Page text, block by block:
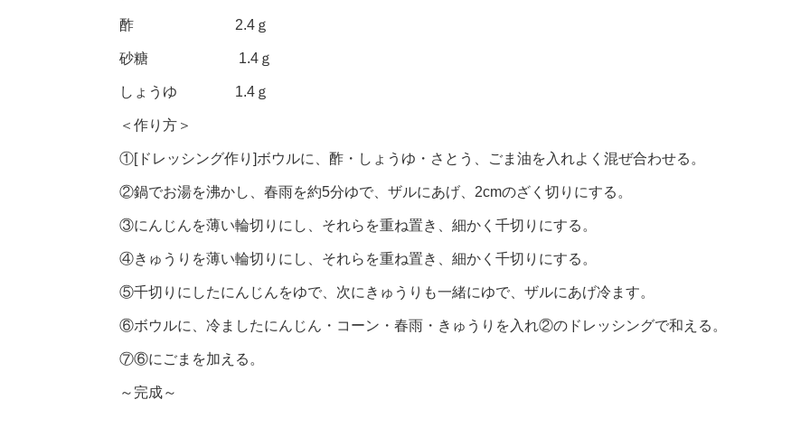
酢 2.4ｇ
砂糖 1.4ｇ
しょうゆ 1.4ｇ
＜作り方＞
①[ドレッシング作り]ボウルに、酢・しょうゆ・さとう、ごま油を入れよく混ぜ合わせる。
②鍋でお湯を沸かし、春雨を約5分ゆで、ザルにあげ、2cmのざく切りにする。
③にんじんを薄い輪切りにし、それらを重ね置き、細かく千切りにする。
④きゅうりを薄い輪切りにし、それらを重ね置き、細かく千切りにする。
⑤千切りにしたにんじんをゆで、次にきゅうりも一緒にゆで、ザルにあげ冷ます。
⑥ボウルに、冷ましたにんじん・コーン・春雨・きゅうりを入れ②のドレッシングで和える。
⑦⑥にごまを加える。
～完成～